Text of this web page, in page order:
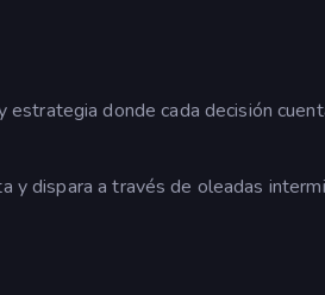
donde cada decisión
y dispara a través de oleadas